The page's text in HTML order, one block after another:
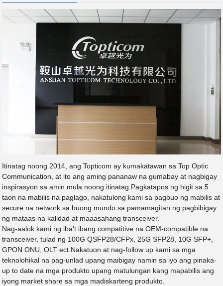
Itinatag noong 2014, ang Topticom ay kumakatawan sa Top Optic
Communication, at ito ang aming pananaw na gumabay at nagbigay
inspirasyon sa amin mula noong itinatag.Pagkatapos ng higit sa 5
taon na mabilis na paglago, nakatulong kami sa pagbuo ng mabilis at
secure na network sa buong mundo sa pamamagitan ng pagbibigay
ng mataas na kalidad at maaasahang transceiver.
Nag-aalok kami ng iba't ibang compatitive na OEM-compatible na
transceiver, tulad ng 100G QSFP28/CFPx, 25G SFP28, 10G SFP+,
GPON ONU, OLT ect.Nakatuon at nag-follow up kami sa mga
teknolohikal na pag-unlad upang maibigay namin sa iyo ang pinaka-
up to date na mga produkto upang matulungan kang mapabilis ang
iyong market share sa mga madiskarteng produkto.